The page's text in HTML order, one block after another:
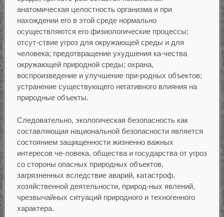
анатомическая целостность организма и при
нахождении его в этой среде нормально
осуществляются его физиологические процессы;
отсут-ствие угроз для окружающей среды и для
человека; предотвращение ухудшения ка-чества
окружающей природной среды; охрана,
воспроизведение и улучшение при-родных объектов;
устранение существующего негативного влияния на
природные объекты.
Следовательно, экологическая безопасность как
составляющая национальной безопасности является
состоянием защищенности жизненно важных
интересов че-ловека, общества и государства от угроз
со стороны опасных природных объектов,
загрязненных вследствие аварий, катастроф,
хозяйственной деятельности, природ-ных явлений,
чрезвычайных ситуаций природного и техногенного
характера.